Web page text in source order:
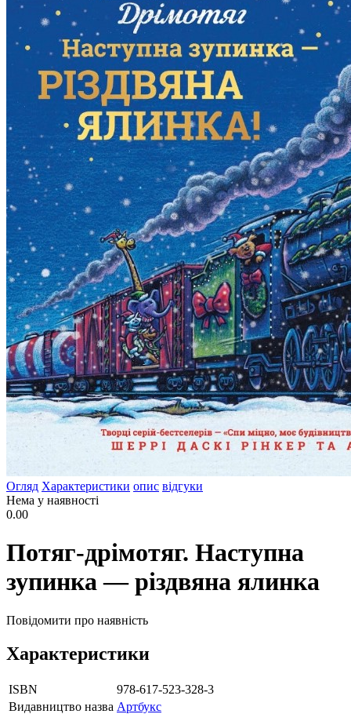
Огляд Характеристики опис відгуки
Нема у наявності
0.00
Потяг-дрімотяг. Наступна
зупинка — різдвяна ялинка
Повідомити про наявність
Характеристики
ISBN
978-617-523-328-3
Видавництво назва Артбукс